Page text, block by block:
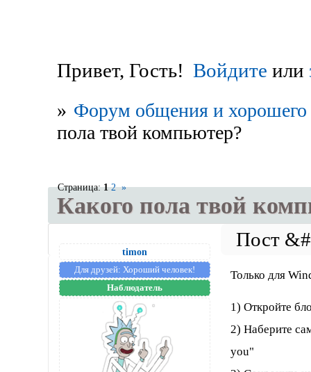
Привет, Гость! Войдите или
» Форум общения и хорошего
пола твой компьютер?
Какого пола твой
Страница:1 2 »
timon
Для друзей: Хороший человек!
Наблюдатель
Только для
1) Откройте
2) Наберите
you"